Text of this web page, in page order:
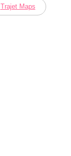
Trajet Maps